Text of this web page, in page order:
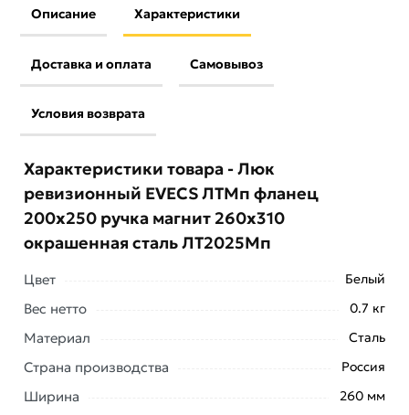
Описание Характеристики
Доставка и оплата Самовывоз
Условия возврата
Характеристики товара - Люк
ревизионный EVECS ЛТМп фланец
200x250 ручка магнит 260x310
окрашенная сталь ЛТ2025Мп
Цвет Белый
Вес нетто 0.7 кг
Материал Сталь
Страна производства Россия
Ширина 260 мм